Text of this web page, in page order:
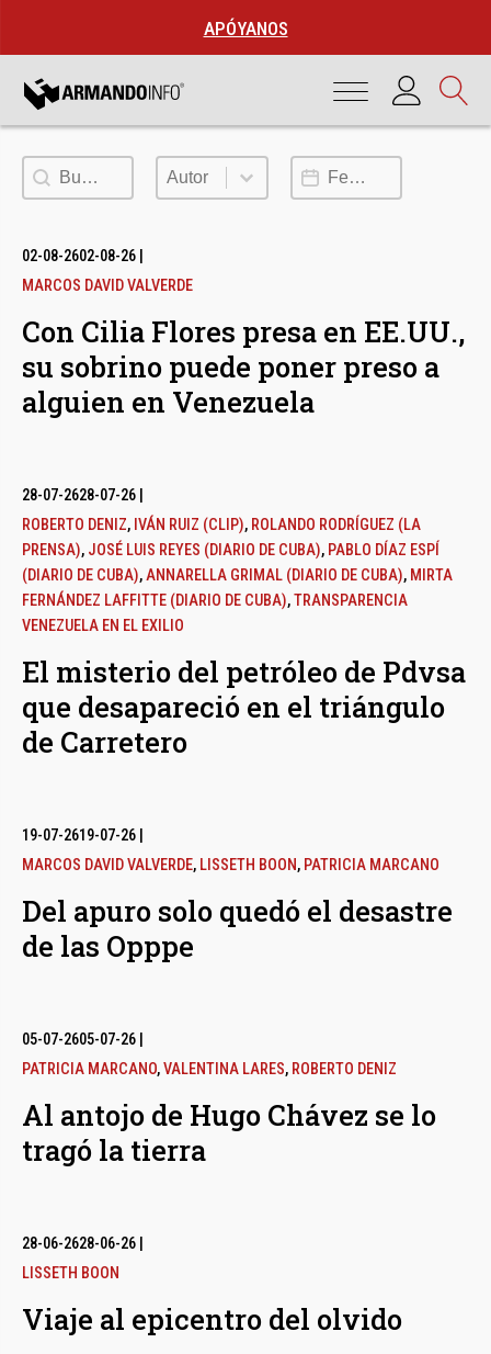
APÓYANOS
Buscar Autor
Autor Fecha de publicación
02-08-2602-08-26
MARCOS DAVID VALVERDE
Con Cilia Flores presa en EE.UU.,
su sobrino puede poner preso a
alguien en Venezuela
28-07-2628-07-26
ROBERTO DENIZ, IVÁN RUIZ (CLIP), ROLANDO RODRÍGUEZ (LA
PRENSA), JOSÉ LUIS REYES (DIARIO DE CUBA), PABLO DÍAZ ESPÍ
(DIARIO DE CUBA),ANNARELLA GRIMAL (DIARIO DE CUBA), MIRTA
FERNÁNDEZ LAFFITTE (DIARIO DE CUBA),TRANSPARENCIA
VENEZUELA EN EL EXILIO
El misterio del petróleo de Pdvsa
que desapareció en el triángulo
de Carretero
19-07-2619-07-26
MARCOS DAVID VALVERDE, LISSETH BOON, PATRICIA MARCANO
Del apuro solo quedó el desastre
de las Opppe
05-07-2605-07-26
PATRICIA MARCANO,VALENTINA LARES, ROBERTO DENIZ
Al antojo de Hugo Chávez se lo
tragó la tierra
28-06-2628-06-26
LISSETH BOON
Viaje al epicentro del olvido